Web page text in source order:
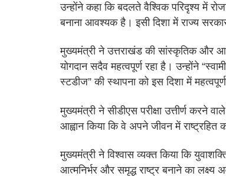
उन्होंने कहा कि बदलते वैश्विक परिदृश्य में
बनाना आवश्यक है। इसी दिशा में राज्य
मुख्यमंत्री ने उत्तराखंड की सांस्कृतिक और
योगदान सदैव महत्वपूर्ण रहा है। उन्होंने
स्टडीज” की स्थापना को इस दिशा में
मुख्यमंत्री ने सीडीएस परीक्षा उत्तीर्ण करने
आह्वान किया कि वे अपने जीवन में राष्ट्रहित
मुख्यमंत्री ने विश्वास व्यक्त किया कि
आत्मनिर्भर और समृद्ध राष्ट्र बनाने का लक्ष्य